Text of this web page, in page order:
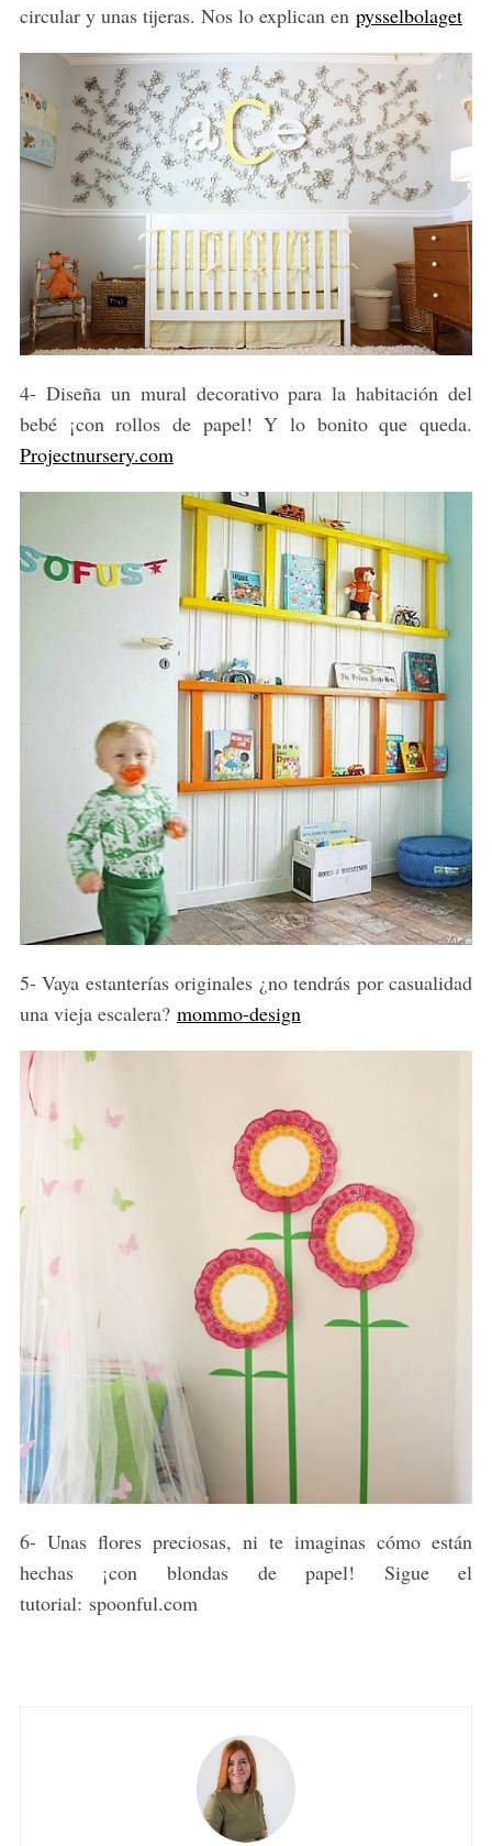
circular y unas tijeras. Nos lo explican en pysselbolaget
4- Diseña un mural decorativo para la habitación del
bebé ¡con rollos de papel! Y lo bonito que queda.
Projectnursery.com
5- Vaya estanterías originales ¿no tendrás por casualidad
una vieja escalera? mommo-design
6- Unas flores preciosas, ni te imaginas cómo están
hechas ¡con blondas de papel! Sigue el
tutorial: spoonful.com
S
a